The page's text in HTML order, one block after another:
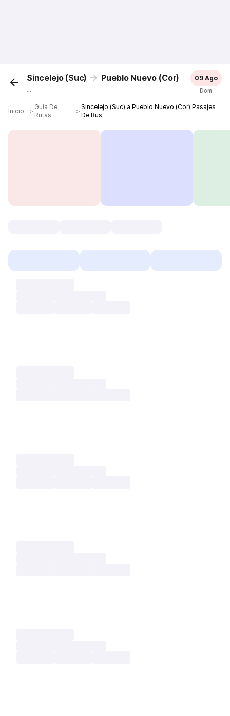
Sincelejo (Suc) Pueblo Nuevo (Cor)
...
09 Ago
Dom
Inicio ＞
Guía De
Rutas
＞
Sincelejo (Suc) a Pueblo Nuevo (Cor) Pasajes
De Bus